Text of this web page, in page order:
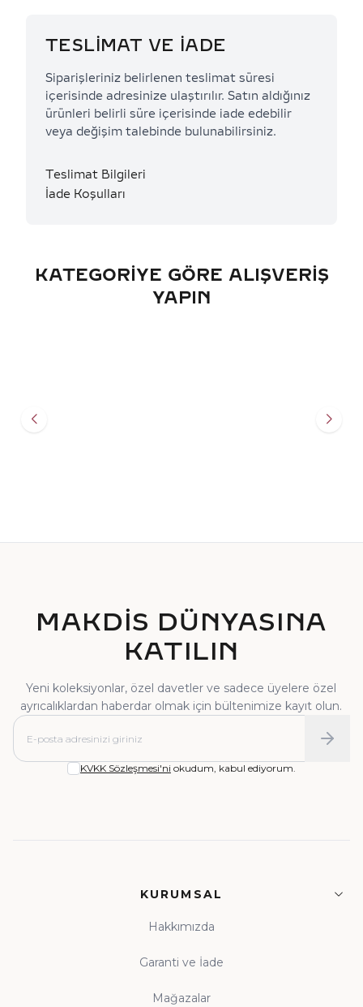
TESLİMAT VE İADE
Siparişleriniz belirlenen teslimat süresi
içerisinde adresinize ulaştırılır. Satın aldığınız
ürünleri belirli süre içerisinde iade edebilir
veya değişim talebinde bulunabilirsiniz.
Teslimat Bilgileri
İade Koşulları
KATEGORIYE GÖRE ALIŞVERIŞ
YAPIN
MAKDİS DÜNYASINA
KATILIN
Yeni koleksiyonlar, özel davetler ve sadece üyelere özel
ayrıcalıklardan haberdar olmak için bültenimize kayıt olun.
KVKK Sözleşmesi'ni okudum, kabul ediyorum.
KURUMSAL
Hakkımızda
Garanti ve İade
Mağazalar